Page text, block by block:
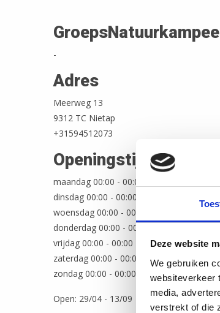
Deze website
We gebruiken
websiteverkeer
media,
verstrekt of die
-
Adres
Meerweg 13
9312 TC Nietap
+31594512073
Openingstijden
maandag 00:00 - 00:00
dinsdag 00:00 - 00:00
woensdag 00:00 - 00:00
donderdag 00:00 - 00:00
vrijdag 00:00 - 00:00
zaterdag 00:00 - 00:00
zondag 00:00 - 00:00
Open: 29/04 - 13/09